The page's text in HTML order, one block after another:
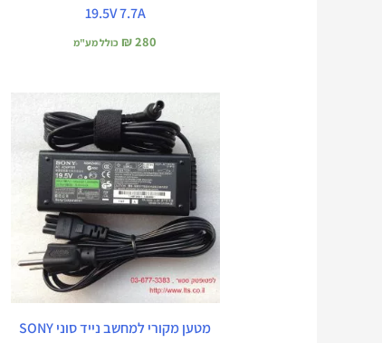
19.5V 7.7A
₪280 כולל מע"מ
מטען מקורי למחשב נייד סוני SONY
המקורי
היה:
₪ 360.
הנוכחי
הוא:
₪ 260.